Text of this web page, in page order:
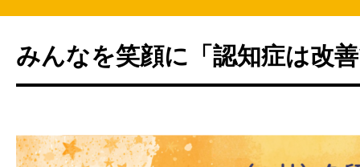
みんなを笑顔に「認知症は改